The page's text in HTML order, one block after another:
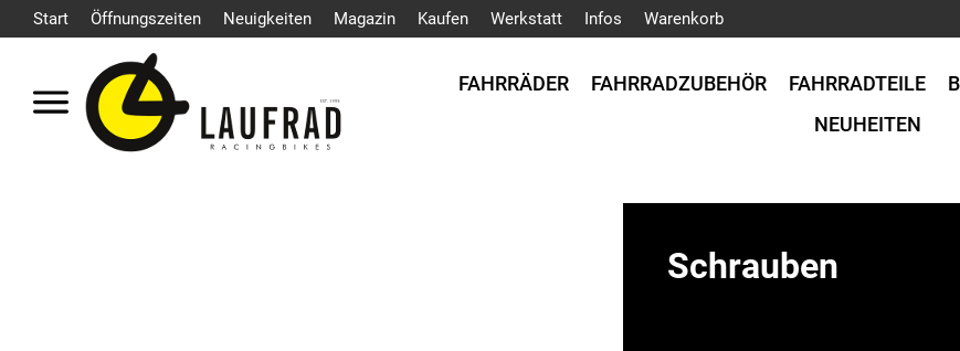
Start Öffnungszeiten Neuigkeiten Magazin Kaufen Werkstatt Infos Warenkorb
FAHRRÄDER FAHRRADZUBEHÖR FAHRRADTEILE
NEUHEITEN
Schrauben